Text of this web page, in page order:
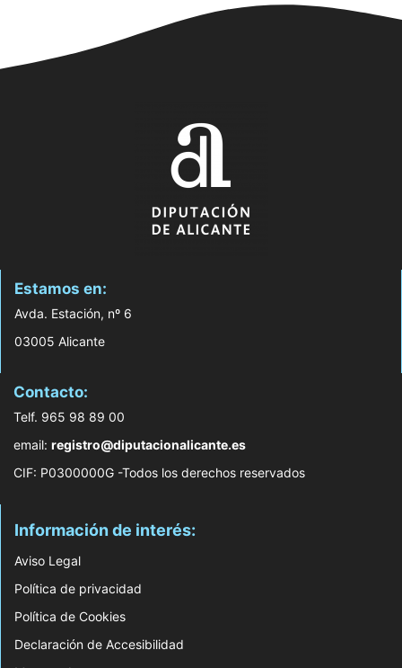
Estamos en:
Avda. Estación, nº 6
03005 Alicante
Contacto:
Telf. 965 98 89 00
email: registro@diputacionalicante.es
CIF: P0300000G -Todos los derechos reservados
Información de interés:
Aviso Legal
Política de privacidad
Política de Cookies
Declaración de Accesibilidad